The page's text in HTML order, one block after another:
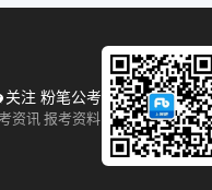
关注 粉笔公考
资讯 报考资料